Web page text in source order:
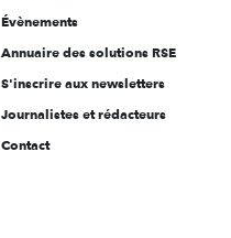
Évènements
Annuaire des solutions RSE
S'inscrire aux newsletters
Journalistes et rédacteurs
Contact